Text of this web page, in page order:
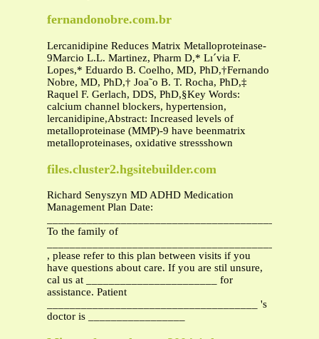
fernandonobre.com.br
Lercanidipine Reduces Matrix Metalloproteinase-
9Marcio L.L. Martinez, Pharm D,* Lı´via F.
Lopes,* Eduardo B. Coelho, MD, PhD,†Fernando
Nobre, MD, PhD,† Joa˜o B. T. Rocha, PhD,‡
Raquel F. Gerlach, DDS, PhD,§Key Words:
calcium channel blockers, hypertension,
lercanidipine,Abstract: Increased levels of
metalloproteinase (MMP)-9 have beenmatrix
metalloproteinases, oxidative stressshown
files.cluster2.hgsitebuilder.com
Richard Senyszyn MD ADHD Medication
Management Plan Date:
To the family of
, please refer to this plan between visits if you
have questions about care. If you are stil unsure,
cal us at _______________________ for
assistance. Patient
_____________________________________ 's
doctor is _________________